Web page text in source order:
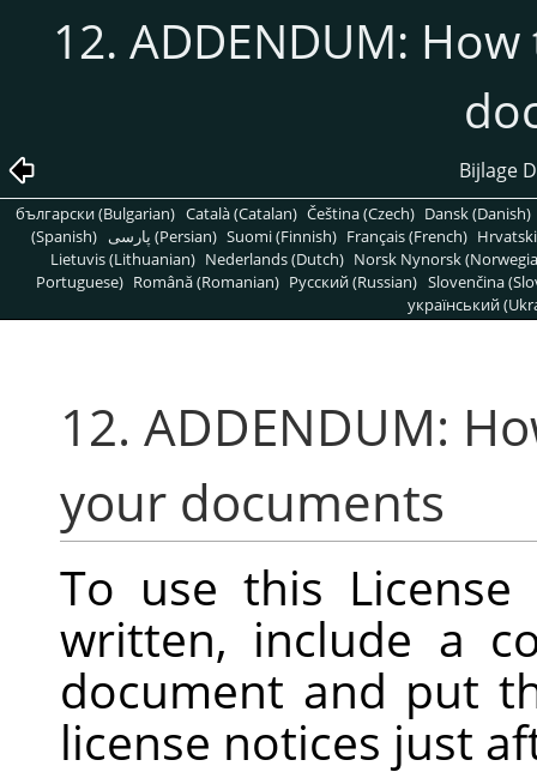
12. ADDENDUM:
Bijlage
български (Bulgarian) Català (Catalan) Čeština (Czech) Dansk (Danish)
(Spanish)
پارسی (Persian) Suomi (Finnish) Français (French)
Lietuvis (Lithuanian) Nederlands (Dutch) Norsk Nynorsk
Portuguese) Română (Romanian) Pусский (Russian) Slovenčina
український
12. ADDENDUM:
your documents
To use this
written, include a
document and put
license notices just